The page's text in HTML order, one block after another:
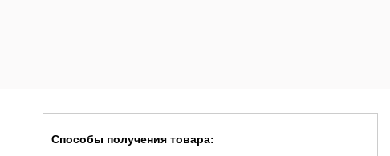
Способы получения товара: